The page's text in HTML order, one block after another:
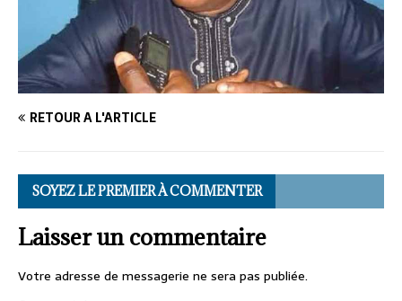
RETOUR À L'ARTICLE
SOYEZ LE PREMIER À COMMENTER
Laisser un commentaire
Votre adresse de messagerie ne sera pas publiée.